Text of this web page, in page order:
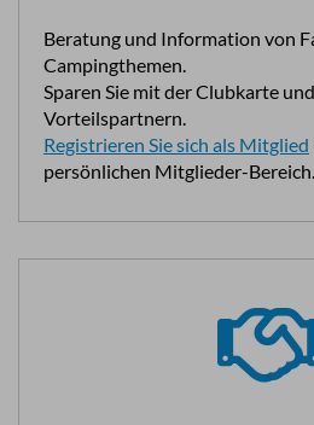
Beratung und Information von
Campingthemen.
Sparen Sie mit der Clubkarte
Vorteilspartnern.
Registrieren Sie sich als Mitglied
persönlichen Mitglieder-Bereich.